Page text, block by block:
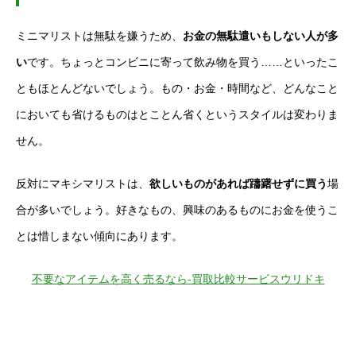
ミニマリストは無駄を嫌うため、 お金の無駄遣いもしない人が多
いです。ちょっとコンビニに寄って飲み物を買う……といったこ
ともほとんどないでしょう。もの・お金・時間など、どんなこと
においても省けるものはとことん省くというスタイルは変わりま
せん。
反対にマキシマリストは、 欲しいものがあれば躊躇せずに買う場
合が多いでしょう。好きなもの、興味のあるものにお金を使うこ
とは惜しまない傾向にあります。
不要なアイテムを高く売るなら-買取比較サービスウリドキ